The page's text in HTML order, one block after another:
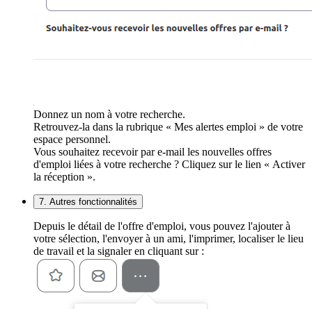
Donnez un nom à votre recherche.
Retrouvez-la dans la rubrique « Mes alertes emploi » de votre
espace personnel.
Vous souhaitez recevoir par e-mail les nouvelles offres
d'emploi liées à votre recherche ? Cliquez sur le lien « Activer
la réception ».
7. Autres fonctionnalités
Depuis le détail de l'offre d'emploi, vous pouvez l'ajouter à
votre sélection, l'envoyer à un ami, l'imprimer, localiser le lieu
de travail et la signaler en cliquant sur :